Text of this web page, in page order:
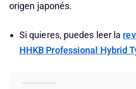
origen japonés.
Si quieres, puedes leer la
HHKB Professional Hybrid